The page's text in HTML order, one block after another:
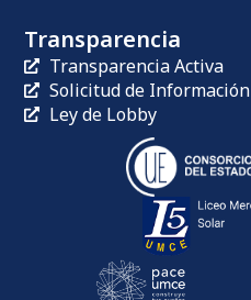
Transparencia
Transparencia Activa
Solicitud de Información
Ley de Lobby